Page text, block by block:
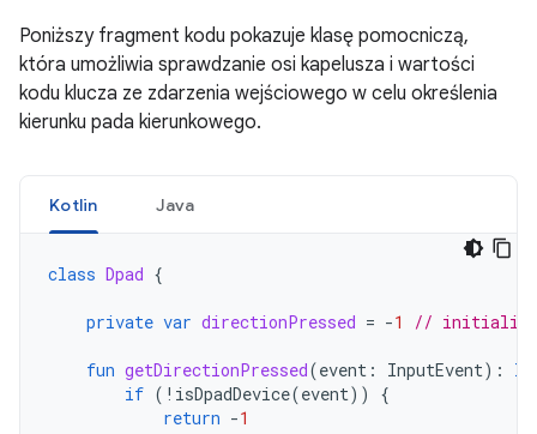
Poniższy fragment kodu pokazuje klasę pomocniczą,
która umożliwia sprawdzanie osi kapelusza i wartości
kodu klucza ze zdarzenia wejściowego w celu określenia
kierunku pada kierunkowego.
Kotlin Java
class Dpad {
private var directionPressed = -1 //
fun getDirectionPressed(event : InputEvent):
if ( ! isDpadDevice(event))
{
return -1